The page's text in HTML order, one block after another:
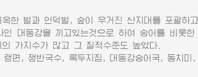
한 벌과 언덕벌, 숲이 우거진 산지대를 포괄하
대동강을 끼고있는것으로 하여 숭어를 비롯
가지수가 많고 그 질적수준도 높았다.
면, 쟁반국수, 록두지짐, 대동강숭어국, 동치미